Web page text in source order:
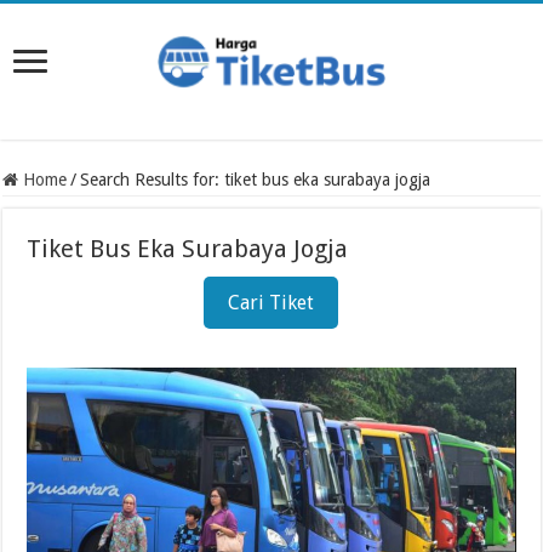
Home / Search Results for: tiket bus eka surabaya jogja
Tiket Bus Eka Surabaya Jogja
Cari Tiket